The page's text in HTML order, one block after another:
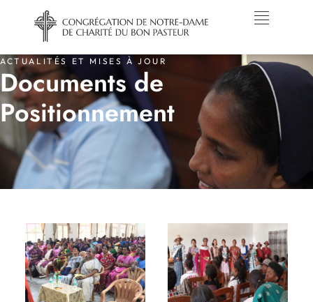
ACTUALITÉS ET MISES À JOUR
Documents de
Positionnement